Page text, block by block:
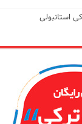
استانبولی